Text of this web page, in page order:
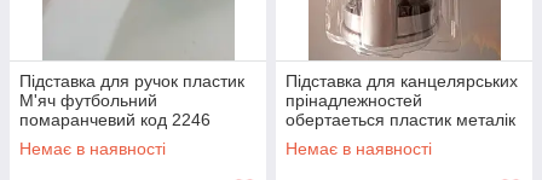
Підставка для ручок пластик
М'яч футбольний
помаранчевий код 2246
Немає в наявності
Підставка для канцелярських
прінадлежностей
обертаеться пластик металік
Немає в наявності